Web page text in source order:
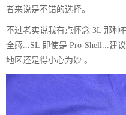
者来说是不错的选择。
不过老实说我有点怀念 3L 那种
全感...SL 即使是 Pro-Shell...建
地区还是得小心为妙 。